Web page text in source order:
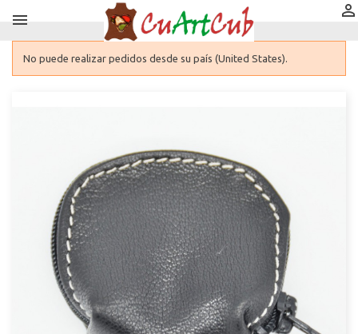
 
No puede realizar pedidos desde su país (United States).